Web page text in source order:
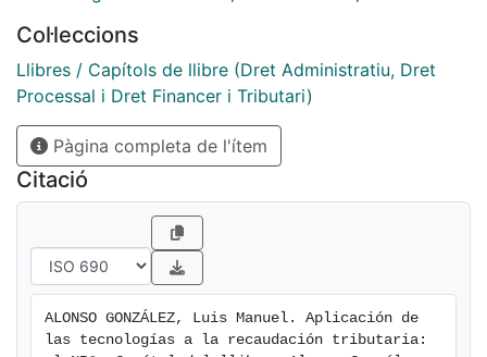
Col·leccions
Llibres / Capítols de llibre (Dret Administratiu, Dret
Processal i Dret Financer i Tributari)
Pàgina completa de l'ítem
Citació
ALONSO GONZÁLEZ, Luis Manuel. Aplicación de
las tecnologías a la recaudación tributaria: